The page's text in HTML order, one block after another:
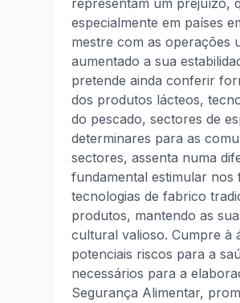
representam um prejuízo,
especialmente em países
mestre com as operações
aumentado a sua
pretende ainda conferir
dos produtos lácteos,
do pescado, sectores de
determinares para as
sectores, assenta numa
fundamental estimular nos
tecnologias de fabrico
produtos, mantendo as
cultural valioso. Cumpre à
potenciais riscos para a
necessários para a
Segurança Alimentar,